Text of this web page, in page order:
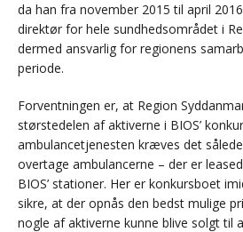
da han fra november 2015 til april
direktør for hele sundhedsområdet i
dermed ansvarlig for regionens
periode.
Forventningen er, at Region
størstedelen af aktiverne i BIOS’
ambulancetjenesten kræves det
overtage ambulancerne – der er
BIOS’ stationer. Her er konkursboet
sikre, at der opnås den bedst mulige
nogle af aktiverne kunne blive solgt til